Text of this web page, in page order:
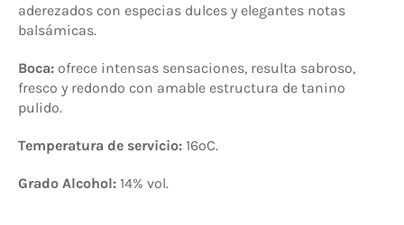
aderezados con especias dulces y elegantes notas
balsámicas.
Boca: ofrece intensas sensaciones, resulta sabroso,
fresco y redondo con amable estructura de tanino
pulido.
Temperatura de servicio: 16ºC.
Grado Alcohol: 14% vol.